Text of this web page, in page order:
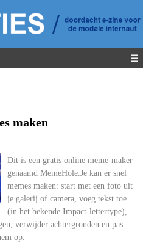
☰
maken
Dit is een gratis online meme-maker
genaamd MemeHole.Je kan er snel
memes maken: start met een foto uit
je galerij of camera, voeg tekst toe
(in het bekende Impact-lettertype),
verwijder achtergronden en pas
op.